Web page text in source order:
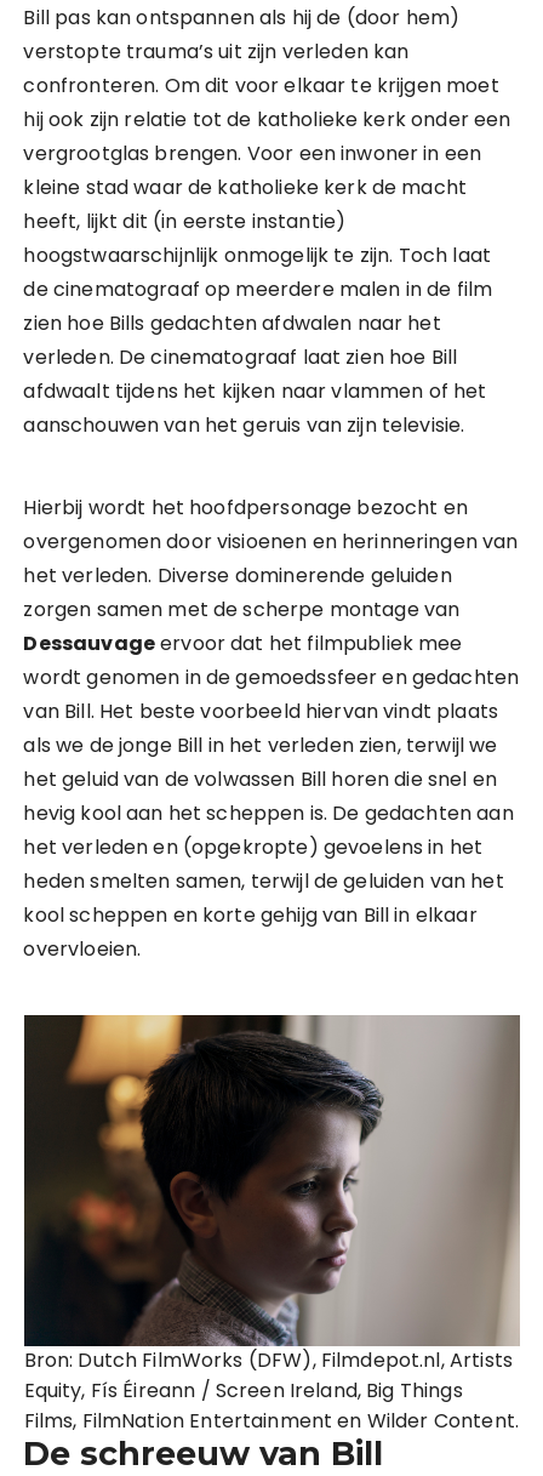
Bill pas kan ontspannen als hij de (door hem)
verstopte trauma’s uit zijn verleden kan
confronteren. Om dit voor elkaar te krijgen moet
hij ook zijn relatie tot de katholieke kerk onder een
vergrootglas brengen. Voor een inwoner in een
kleine stad waar de katholieke kerk de macht
heeft, lijkt dit (in eerste instantie)
hoogstwaarschijnlijk onmogelijk te zijn. Toch laat
de cinematograaf op meerdere malen in de film
zien hoe Bills gedachten afdwalen naar het
verleden. De cinematograaf laat zien hoe Bill
afdwaalt tijdens het kijken naar vlammen of het
aanschouwen van het geruis van zijn televisie.
Hierbij wordt het hoofdpersonage bezocht en
overgenomen door visioenen en herinneringen van
het verleden. Diverse dominerende geluiden
zorgen samen met de scherpe montage van
Dessauvageervoor dat het filmpubliek mee
wordt genomen in de gemoedssfeer en gedachten
van Bill. Het beste voorbeeld hiervan vindt plaats
als we de jonge Bill in het verleden zien, terwijl we
het geluid van de volwassen Bill horen die snel en
hevig kool aan het scheppen is. De gedachten aan
het verleden en (opgekropte) gevoelens in het
heden smelten samen, terwijl de geluiden van het
kool scheppen en korte gehijg van Bill in elkaar
overvloeien.
Bron: Dutch FilmWorks (DFW), Filmdepot.nl, Artists
Equity, Fís Éireann / Screen Ireland, Big Things
Films, FilmNation Entertainment en Wilder Content.
De schreeuw van Bill